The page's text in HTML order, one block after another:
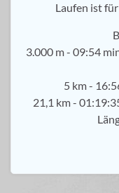
Laufen ist
3.000 m - 09:54
5 km -
21,1 km -